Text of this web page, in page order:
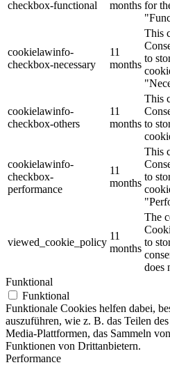
checkbox-functional
months for
cookielawinfo-
checkbox-necessary
11
months
This
to
cookielawinfo-
checkbox-others
11
months
This
to
cookielawinfo-
checkbox-
performance
11
months
This
to
viewed_cookie_policy
11
months
The
to
does
Funktional
Funktional
Funktionale Cookies helfen dabei,
auszuführen, wie z. B. das Teilen
Media-Plattformen, das Sammeln
Funktionen von Drittanbietern.
Performance